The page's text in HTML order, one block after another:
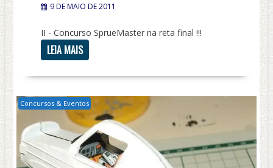
9 DE MAIO DE 2011
II - Concurso SprueMaster na reta final !!!
LEIA MAIS
Concursos & Eventos